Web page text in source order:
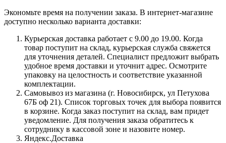
Экономьте время на получении заказа. В интернет-магазине
доступно несколько варианта доставки:
Курьерская доставка работает с 9.00 до 19.00. Когда
товар поступит на склад, курьерская служба свяжется
для уточнения деталей. Специалист предложит выбрать
удобное время доставки и уточнит адрес. Осмотрите
упаковку на целостность и соответствие указанной
комплектации.
Самовывоз из магазина (г. Новосибирск, ул Петухова
67Б оф 21). Список торговых точек для выбора появится
в корзине. Когда заказ поступит на склад, вам придет
уведомление. Для получения заказа обратитесь к
сотруднику в кассовой зоне и назовите номер.
Яндекс.Доставка